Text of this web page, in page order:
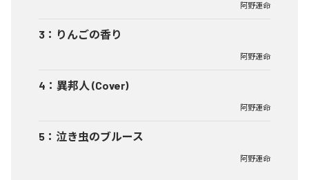
阿野運命
3 ： りんごの香り
阿野運命
4 ： 異邦人 (Cover)
阿野運命
5 ： 泣き虫のブルース
阿野運命